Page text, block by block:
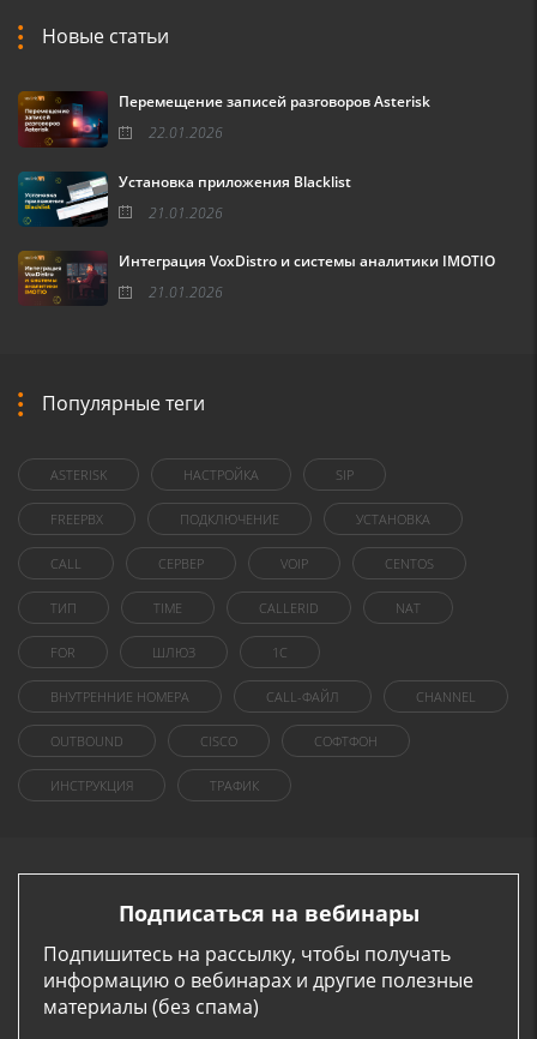
Новые статьи
Перемещение записей разговоров Asterisk
22.01.2026
Установка приложения Blacklist
21.01.2026
Интеграция VoxDistro и системы аналитики IMOTIO
21.01.2026
Популярные теги
ASTERISK НАСТРОЙКА SIP
FREEPBX ПОДКЛЮЧЕНИЕ УСТАНОВКА
CALL СЕРВЕР VOIP CENTOS
ТИП TIME CALLERID NAT
FOR ШЛЮЗ 1C
ВНУТРЕННИЕ НОМЕРА CALL-ФАЙЛ CHANNEL
OUTBOUND CISCO СОФТФОН
ИНСТРУКЦИЯ ТРАФИК
Подписаться на вебинары
Подпишитесь на рассылку, чтобы получать
информацию о вебинарах и другие полезные
материалы (без спама)